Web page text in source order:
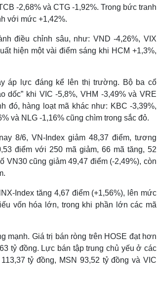
-2,68% và CTG -1,92%. Trong bức tranh
với mức +1,42%.
điều chỉnh sâu, như: VND -4,26%, VIX
hiện một vài điểm sáng khi HCM +1,3%,
áp lực đáng kể lên thị trường. Bộ ba cổ
dốc” khi VIC -5,8%, VHM -3,49% và VRE
đó, hàng loạt mã khác như: KBC -3,39%,
và NLG -1,16% cũng chìm trong sắc đỏ.
8/6, VN-Index giảm 48,37 điểm, tương
điểm với 250 mã giảm, 66 mã tăng, 52
VN30 cũng giảm 49,47 điểm (-2,49%), còn
Index tăng 4,67 điểm (+1,56%), lên mức
vốn hóa lớn, trong khi phần lớn các mã
mạnh. Giá trị bán ròng trên HOSE đạt hơn
tỷ đồng. Lực bán tập trung chủ yếu ở các
tỷ đồng, MSN 93,52 tỷ đồng và VIC